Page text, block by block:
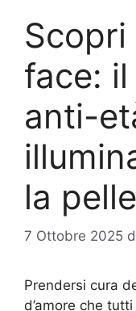
face:
anti-
la pelle
7 Ottobre 2025
Prendersi cura
d’amore che